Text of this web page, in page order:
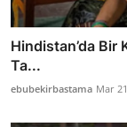
Hindistan’da Bir
Ta...
ebubekirbastama Mar